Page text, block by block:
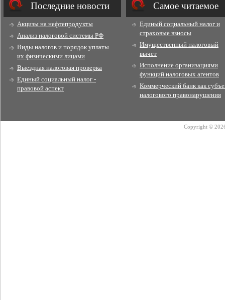
Последние новости
Акцизы на нефтепродукты
Анализ налоговой системы РФ
Виды налогов и порядок уплаты
их физическими лицами
Выездная налоговая проверка
Единый социальный налог -
правовой аспект
Cамое читаемое
Единый социальный налог и
страховые взносы
Имущественный налоговый
вычет
Исполнение организациями
функций налоговых агентов
Коммерческий банк как
налогового правонарушения
Copyright ©